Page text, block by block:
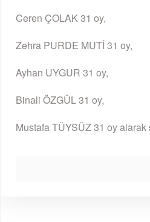
Ceren ÇOLAK 31 oy,
Zehra PURDE MUTİ 31 oy,
Ayhan UYGUR 31 oy,
Binali ÖZGÜL 31 oy,
Mustafa TÜYSÜZ 31 oy alarak